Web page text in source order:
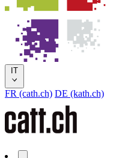
IT
FR (cath.ch) DE (kath.ch)